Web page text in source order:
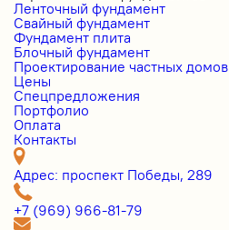
Ленточный фундамент
Свайный фундамент
Фундамент плита
Блочный фундамент
Проектирование частных домов
Цены
Cпецпредложения
Портфолио
Оплата
Контакты
Адрес: проспект Победы, 289
+7 (969) 966-81-79